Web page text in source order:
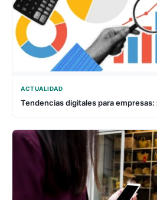
ACTUALIDAD
Tendencias digitales para